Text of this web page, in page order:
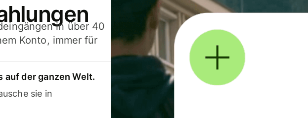
in über 40
Konto, immer für
auf der ganzen Welt.
sie in